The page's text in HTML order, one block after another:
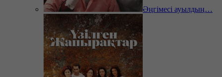
Әңгімесі ауылдың…